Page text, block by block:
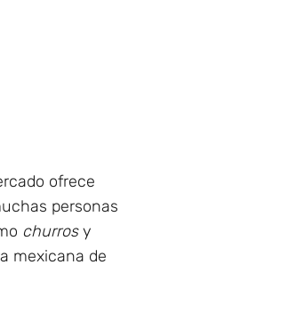
ofrece
personas
churrosy
mexicana de